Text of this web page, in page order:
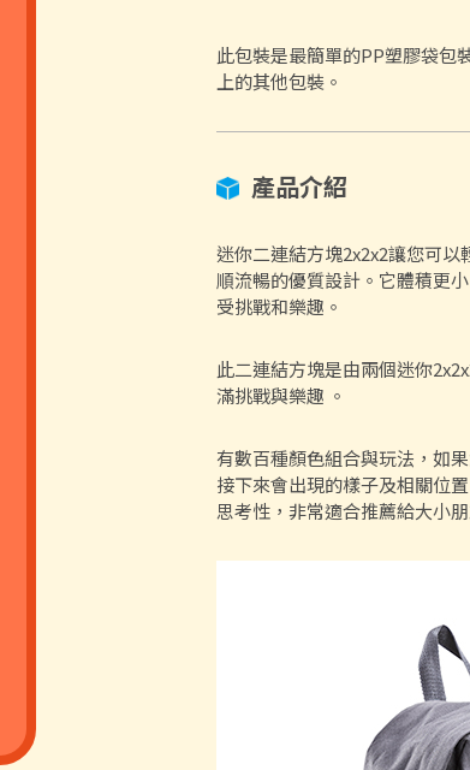
此包裝是最簡單的PP塑膠袋包
上的其他包裝。
產品介紹
迷你二連結方塊2x2x2讓您可
順流暢的優質設計。它體積更
受挑戰和樂趣。
此二連結方塊是由兩個迷你
滿挑戰與樂趣 。
有數百種顏色組合與玩法，如
接下來會出現的樣子及相關位
思考性，非常適合推薦給大小